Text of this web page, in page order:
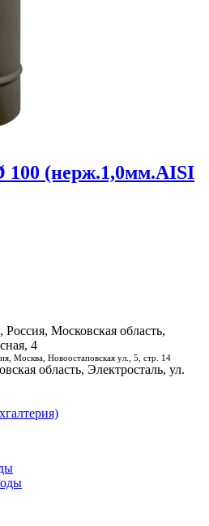
100 (нерж.1,0мм.AISI
Московская область,
4
Москва, Новоостаповская ул., 5, стр. 14
область, Электросталь, ул.